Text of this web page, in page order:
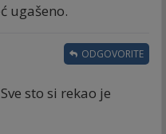
ugašeno.
sto si rekao je
ODGOVORITE